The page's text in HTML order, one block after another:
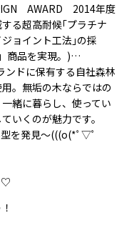
AWARD 2014年度
る超高耐候｢プラチナ
ョイント工法｣の採
商品を実現。)…
ンドに保有する自社森林
。無垢の木ならではの
緒に暮らし、使ってい
いくのが魅力です。
を発見～(((o(*ﾟ▽ﾟ
♡